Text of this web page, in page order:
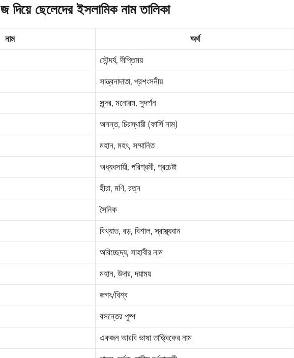
জ দিয়ে ছেলেদের ইসলামিক নাম তালিকা
নাম অর্থ
সৌন্দর্য, দীপ্তিময়
সান্ত্বনাদাতা, প্রশংসনীয়
সুন্দর, মনোরম, সুদর্শন
অনন্ত, চিরস্থায়ী (ফার্সি নাম)
মহান, মহৎ, সম্মানিত
অধ্যবসায়ী, পরিশ্রমী, প্রচেষ্টা
হীরা, মণি, রত্ন
সৈনিক
বিখ্যাত, বড়, বিশাল, স্বাস্থ্যবান
অবিচ্ছেদ্য, সাহাবীর নাম
মহান, উদার, দয়াময়
জগৎ/বিশ্ব
বসন্তের পুষ্প
একজন আরবি ভাষা তাত্ত্বিকের নাম